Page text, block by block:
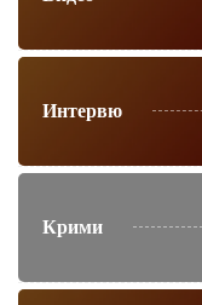
Интервю
Крими